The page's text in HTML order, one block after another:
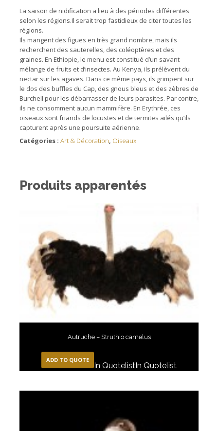
La saison de nidification a lieu à des périodes différentes
selon les régions.Il serait trop fastidieux de citer toutes les
régions.
Ils mangent des figues en très grand nombre, mais ils
recherchent des sauterelles, des coléoptères et des
graines. En Ethiopie, le menu est constitué d’un savant
mélange de fruits et d’insectes. Au Kenya, ils prélèvent du
nectar sur les agaves. Dans ce même pays, ils grimpent sur
le dos des buffles du Cap, des gnous bleus et des zèbres de
Burchell pour les débarrasser de leurs parasites. Par contre,
ils ne consomment aucun mammifère. En Erythrée, ces
oiseaux sont friands de locustes et de termites ailés qu’ils
capturent après une poursuite aérienne.
Catégories : Art & Décoration Oiseaux
Produits apparentés
Autruche – Struthio camelus
ADD TO QUOTE
In QuotelistIn Quotelist